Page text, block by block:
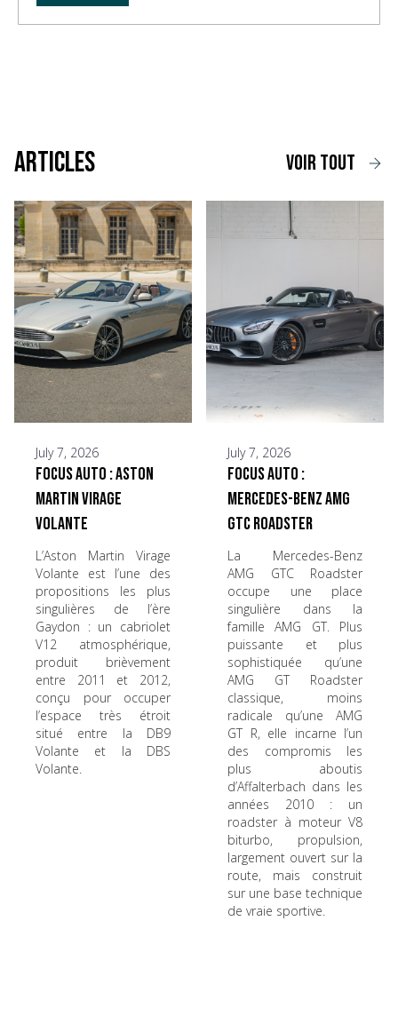
voir tout
Articles
July 7, 2026
Focus Auto : Aston
Martin Virage
Volante
L’Aston Martin Virage
Volante est l’une des
propositions les plus
singulières de l’ère
Gaydon : un cabriolet
V12 atmosphérique,
produit brièvement
entre 2011 et 2012,
conçu pour occuper
l’espace très étroit
situé entre la DB9
Volante et la DBS
Volante.
July 7, 2026
Focus Auto :
Mercedes-Benz AMG
GTC Roadster
La Mercedes-Benz
AMG GTC Roadster
occupe une place
singulière dans la
famille AMG GT. Plus
puissante et plus
sophistiquée qu’une
AMG GT Roadster
classique, moins
radicale qu’une AMG
GT R, elle incarne l’un
des compromis les
plus aboutis
d’Affalterbach dans les
années 2010 : un
roadster à moteur V8
biturbo, propulsion,
largement ouvert sur la
route, mais construit
sur une base technique
de vraie sportive.